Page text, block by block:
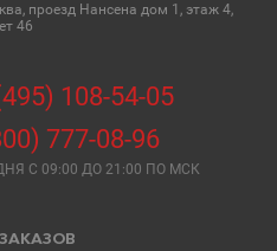
проезд Нансена дом 1, этаж 4,
46
108-54-05
777-08-96
C 09:00 ДО 21:00 ПО МСК